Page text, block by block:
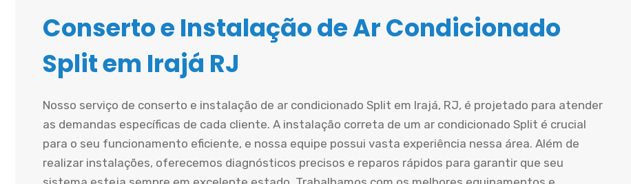
Conserto e Instalação de Ar Condicionado
Split em Irajá RJ
Nosso serviço de conserto e instalação de ar condicionado Split em Irajá, RJ, é projetado para atender
as demandas específicas de cada cliente. A instalação correta de um ar condicionado Split é crucial
para o seu funcionamento eficiente, e nossa equipe possui vasta experiência nessa área. Além de
realizar instalações, oferecemos diagnósticos precisos e reparos rápidos para garantir que seu